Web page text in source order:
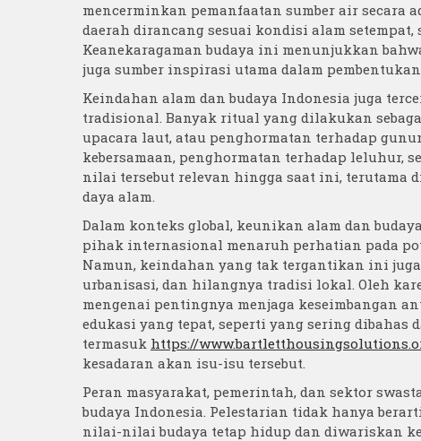
mencerminkan pemanfaatan sumber air secara
daerah dirancang sesuai kondisi alam
Keanekaragaman budaya ini menunjukkan
juga sumber inspirasi utama dalam
Keindahan alam dan budaya Indonesia juga
tradisional. Banyak ritual yang dilakukan
upacara laut, atau penghormatan terhadap
kebersamaan, penghormatan terhadap leluhur,
nilai tersebut relevan hingga saat ini, terutama
daya alam.
Dalam konteks global, keunikan alam dan
pihak internasional menaruh perhatian pada
Namun, keindahan yang tak tergantikan ini
urbanisasi, dan hilangnya tradisi lokal. Oleh
mengenai pentingnya menjaga keseimbangan
edukasi yang tepat, seperti yang sering dibahas
termasuk https://
kesadaran akan isu-isu tersebut.
Peran masyarakat, pemerintah, dan sektor
budaya Indonesia. Pelestarian tidak hanya
nilai-nilai budaya tetap hidup dan diwariskan